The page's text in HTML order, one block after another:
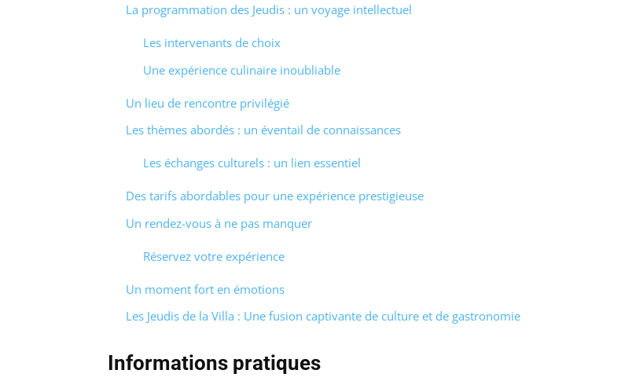
La programmation des Jeudis : un voyage intellectuel
Les intervenants de choix
Une expérience culinaire inoubliable
Un lieu de rencontre privilégié
Les thèmes abordés : un éventail de connaissances
Les échanges culturels : un lien essentiel
Des tarifs abordables pour une expérience prestigieuse
Un rendez-vous à ne pas manquer
Réservez votre expérience
Un moment fort en émotions
Les Jeudis de la Villa : Une fusion captivante de culture et de gastronomie
Informations pratiques